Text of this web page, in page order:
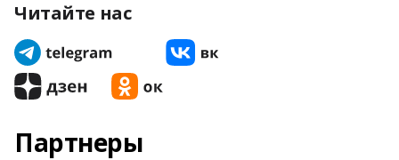
Читайте нас
Партнеры